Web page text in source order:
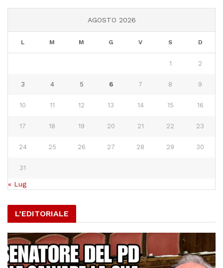
AGOSTO 2026
L M M G V S D
1 2
3 4 5 6 7 8 9
10 11 12 13 14 15 16
17 18 19 20 21 22 23
24 25 26 27 28 29 30
31
« Lug
L’EDITORIALE